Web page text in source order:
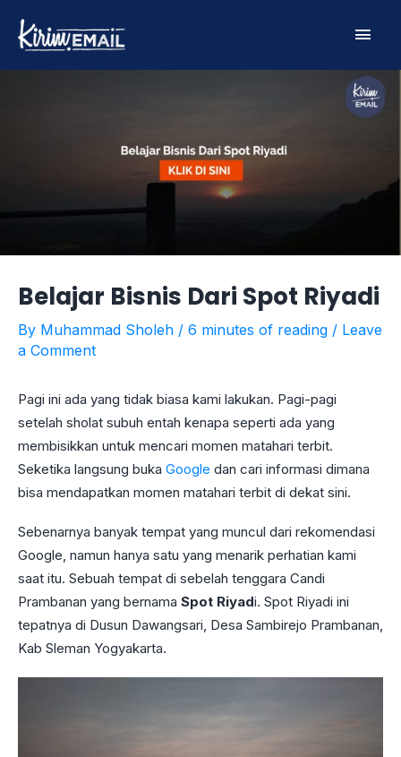
content
Main
Belajar Bisnis Dari Spot Riyadi
By Muhammad Sholeh / 6 minutes of reading / Leave
a Comment
Pagi ini ada yang tidak biasa kami lakukan. Pagi-pagi
setelah sholat subuh entah kenapa seperti ada yang
membisikkan untuk mencari momen matahari terbit.
Seketika langsung buka Google dan cari informasi dimana
bisa mendapatkan momen matahari terbit di dekat sini.
Sebenarnya banyak tempat yang muncul dari rekomendasi
Google, namun hanya satu yang menarik perhatian kami
saat itu. Sebuah tempat di sebelah tenggara Candi
Prambanan yang bernama Spot Riyadi. Spot Riyadi ini
tepatnya di Dusun Dawangsari, Desa Sambirejo Prambanan,
Kab Sleman Yogyakarta.